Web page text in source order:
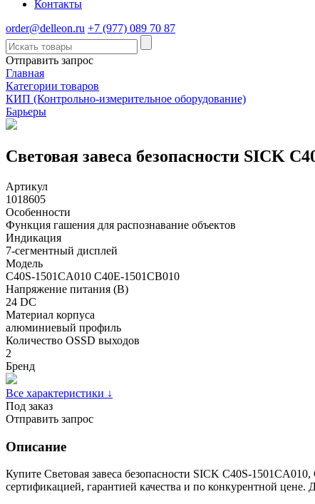
Контакты
order@delleon.ru +7 (977) 089 70 87
Отправить запрос
Главная
Категории товаров
КИП (Контрольно-измерительное оборудование)
Барьеры
Световая завеса безопасности SICK
Артикул
1018605
Особенности
Функция гашения для распознавание объектов
Индикация
7-сегментный дисплей
Модель
C40S-1501CA010 C40E-1501CB010
Напряжение питания (В)
24 DC
Материал корпуса
алюминиевый профиль
Количество OSSD выходов
2
Бренд
Все характеристики ↓
Под заказ
Отправить запрос
Описание
Купите Световая завеса безопасности SICK C40S-
сертификацией, гарантией качества и по конкурентной